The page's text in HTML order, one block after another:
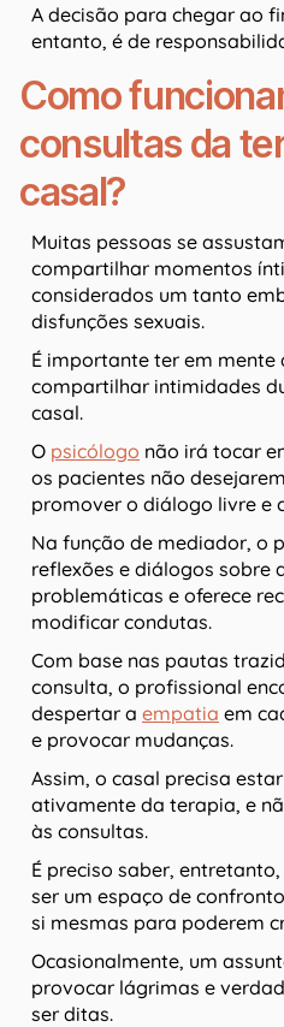
A decisão para chegar ao
entanto, é de
Como
consultas da
casal?
Muitas pessoas se
compartilhar momentos
considerados um tanto
disfunções sexuais.
É importante ter em mente
compartilhar intimidades
casal.
O psicólogo não irá tocar
os pacientes não
promover o diálogo livre e
Na função de mediador, o
reflexões e diálogos sobre
problemáticas e oferece
modificar condutas.
Com base nas pautas
consulta, o profissional
despertar a empatia em
e provocar mudanças.
Assim, o casal precisa
ativamente da terapia, e
às consultas.
É preciso saber, entretanto,
ser um espaço de
si mesmas para poderem
Ocasionalmente, um
provocar lágrimas e
ser ditas.